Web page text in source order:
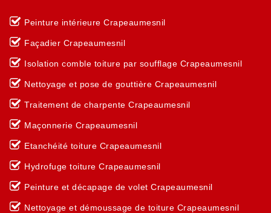
Peinture intérieure Crapeaumesnil
Façadier Crapeaumesnil
Isolation comble toiture par soufflage Crapeaumesnil
Nettoyage et pose de gouttière Crapeaumesnil
Traitement de charpente Crapeaumesnil
Maçonnerie Crapeaumesnil
Etanchéité toiture Crapeaumesnil
Hydrofuge toiture Crapeaumesnil
Peinture et décapage de volet Crapeaumesnil
Nettoyage et démoussage de toiture Crapeaumesnil